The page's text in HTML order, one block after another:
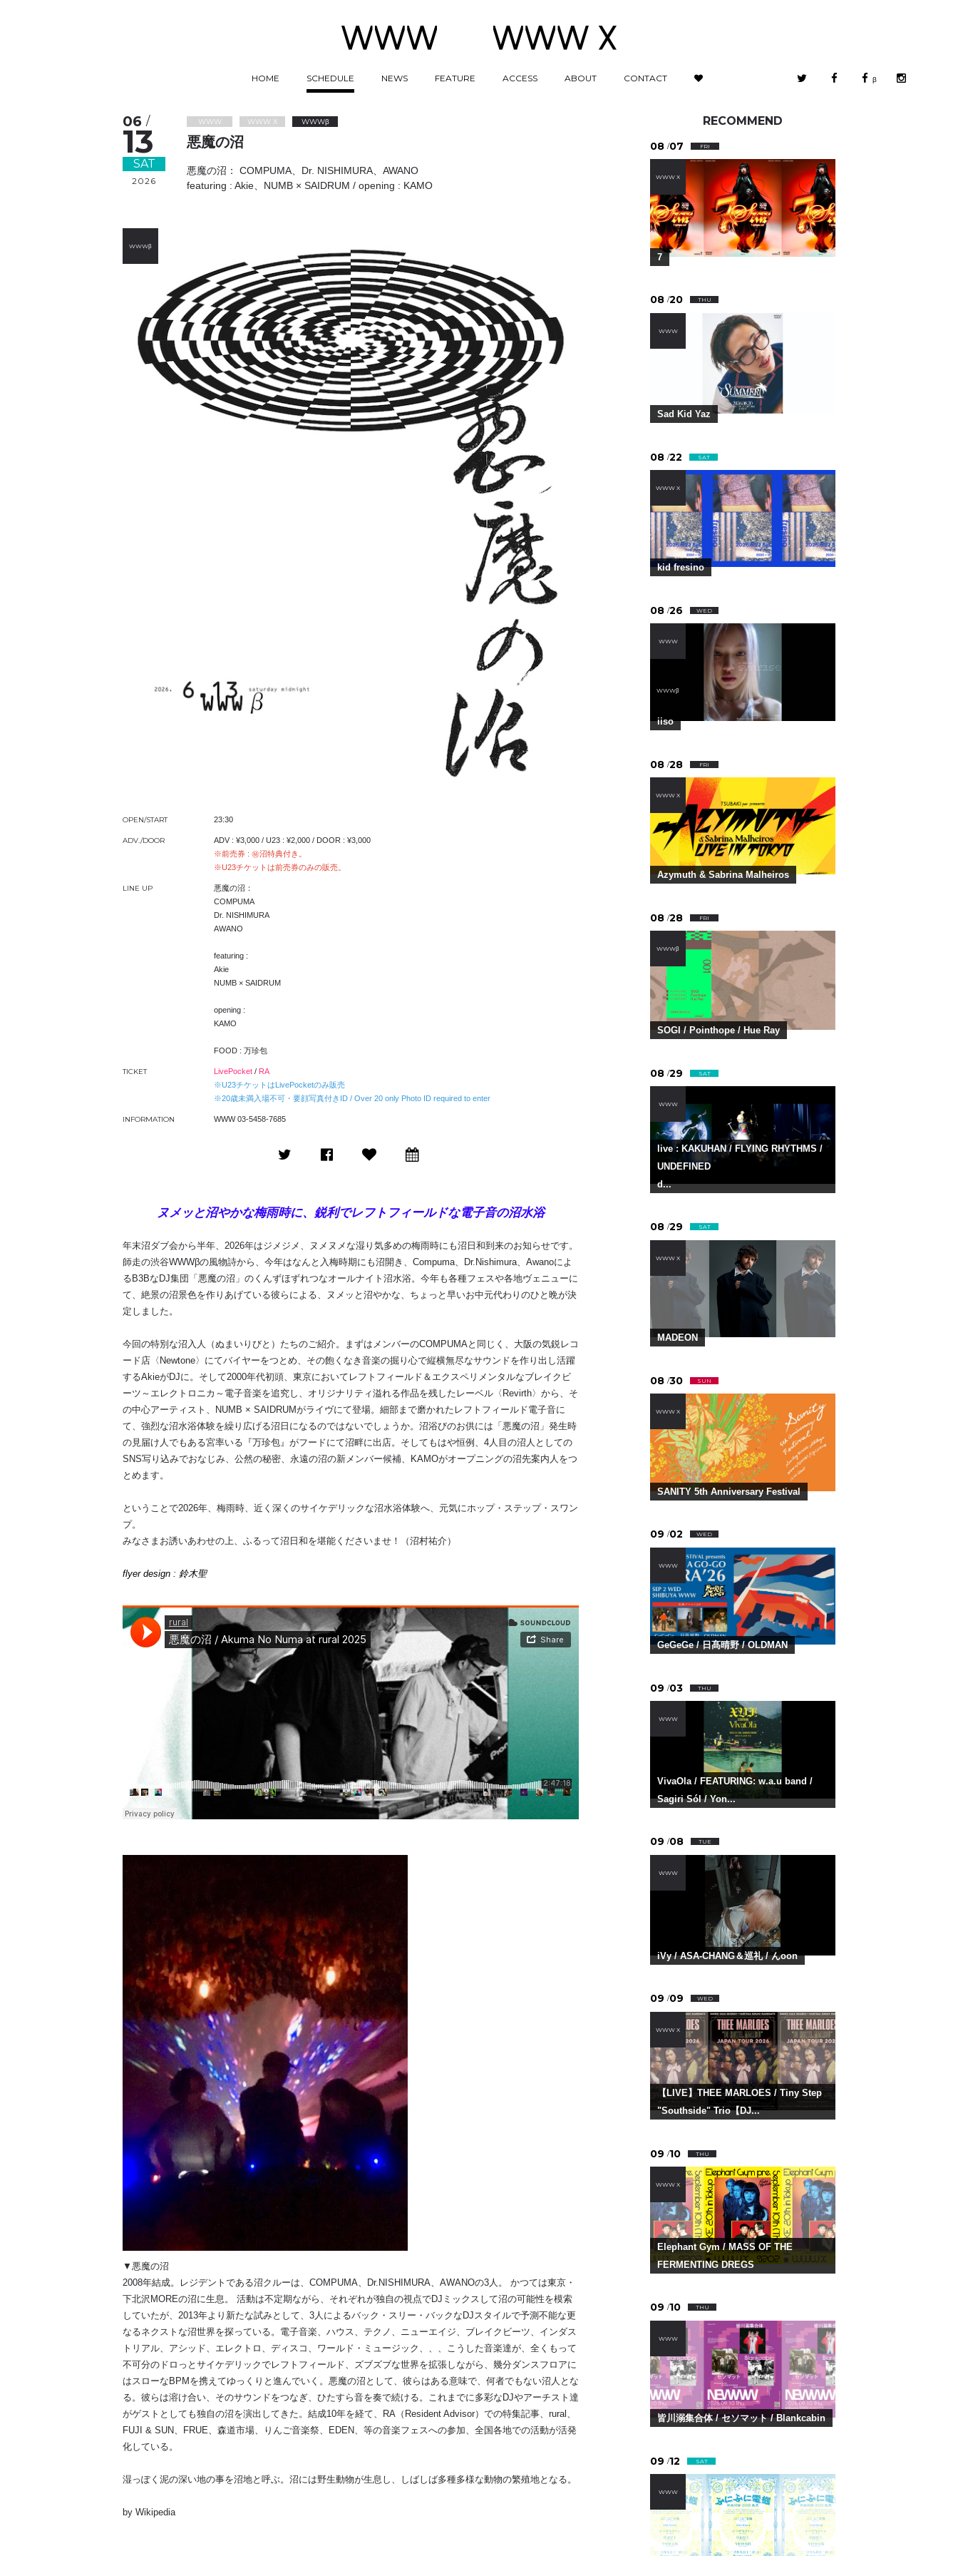
HOME SCHEDULE NEWS FEATURE ACCESS ABOUT CONTACT β
06/
13
SAT
2026
WWW WWW X WWWβ
悪魔の沼
悪魔の沼： COMPUMA、Dr. NISHIMURA、AWANO
featuring : Akie、NUMB × SAIDRUM / opening : KAMO
WWWβ
OPEN/START 23:30
ADV./DOOR
ADV : ¥3,000 / U23 : ¥2,000 / DOOR : ¥3,000
※前売券 : ㊙︎沼特典付き。
※U23チケットは前売券のみの販売。
LINE UP
悪魔の沼：
COMPUMA
Dr. NISHIMURA
AWANO
featuring :
Akie
NUMB × SAIDRUM
opening :
KAMO
FOOD : 万珍包
TICKET LivePocket / RA
※U23チケットはLivePocketのみ販売
※20歳未満入場不可・要顔写真付きID / Over 20 only Photo ID required to enter
INFORMATION WWW 03-5458-7685
ヌメッと沼やかな梅雨時に、鋭利でレフトフィールドな電子音の沼水浴
年末沼ダブ会から半年、2026年はジメジメ、ヌメヌメな湿り気多めの梅雨時にも沼日和到来のお知らせです。
師走の渋谷WWWβの風物詩から、今年はなんと入梅時期にも沼開き、Compuma、Dr.Nishimura、Awanoによ
るB3BなDJ集団「悪魔の沼」のくんずほずれつなオールナイト沼水浴。今年も各種フェスや各地ヴェニューに
て、絶景の沼景色を作りあげている彼らによる、ヌメッと沼やかな、ちょっと早いお中元代わりのひと晩が決
定しました。
今回の特別な沼入人（ぬまいりびと）たちのご紹介。まずはメンバーのCOMPUMAと同じく、大阪の気鋭レコ
ード店〈Newtone〉にてバイヤーをつとめ、その飽くなき音楽の掘り心で縦横無尽なサウンドを作り出し活躍
するAkieがDJに。そして2000年代初頭、東京においてレフトフィールド＆エクスペリメンタルなブレイクビ
ーツ～エレクトロニカ～電子音楽を追究し、オリジナリティ溢れる作品を残したレーベル〈Revirth〉から、そ
の中心アーティスト、NUMB × SAIDRUMがライヴにて登場。細部まで磨かれたレフトフィールド電子音に
て、強烈な沼水浴体験を繰り広げる沼日になるのではないでしょうか。沼浴びのお供には「悪魔の沼」発生時
の見届け人でもある宮率いる『万珍包』がフードにて沼畔に出店。そしてもはや恒例、4人目の沼人としての
SNS写り込みでおなじみ、公然の秘密、永遠の沼の新メンバー候補、KAMOがオープニングの沼先案内人をつ
とめます。
ということで2026年、梅雨時、近く深くのサイケデリックな沼水浴体験へ、元気にホップ・ステップ・スワン
プ。
みなさまお誘いあわせの上、ふるって沼日和を堪能くださいませ！（沼村祐介）
flyer design : 鈴木聖
▼悪魔の沼
2008年結成。レジデントである沼クルーは、COMPUMA、Dr.NISHIMURA、AWANOの3人。 かつては東京・
下北沢MOREの沼に生息。 活動は不定期ながら、それぞれが独自の視点でDJミックスして沼の可能性を模索
していたが、2013年より新たな試みとして、3人によるバック・スリー・バックなDJスタイルで予測不能な更
なるネクストな沼世界を探っている。電子音楽、ハウス、テクノ、ニューエイジ、ブレイクビーツ、インダス
トリアル、アシッド、エレクトロ、ディスコ、ワールド・ミュージック、、、こうした音楽達が、全くもって
不可分のドロっとサイケデリックでレフトフィールド、ズブズブな世界を拡張しながら、幾分ダンスフロアに
はスローなBPMを携えてゆっくりと進んでいく。悪魔の沼として、彼らはある意味で、何者でもない沼人とな
る。彼らは溶け合い、そのサウンドをつなぎ、ひたすら音を奏で続ける。これまでに多彩なDJやアーチスト達
がゲストとしても独自の沼を演出してきた。結成10年を経て、RA（Resident Advisor）での特集記事、rural、
FUJI & SUN、FRUE、森道市場、りんご音楽祭、EDEN、等の音楽フェスへの参加、全国各地での活動が活発
化している。
湿っぽく泥の深い地の事を沼地と呼ぶ。沼には野生動物が生息し、しばしば多種多様な動物の繁殖地となる。
by Wikipedia
RECOMMEND
08 /07 FRI
WWW X
7
08 /20 THU
WWW
Sad Kid Yaz
08 /22 SAT
WWW X
kid fresino
08 /26 WED
WWW
WWWβ
iiso
08 /28 FRI
WWW X
Azymuth & Sabrina Malheiros
08 /28 FRI
WWWβ
SOGI / Pointhope / Hue Ray
08 /29 SAT
WWW
live : KAKUHAN / FLYING RHYTHMS /
UNDEFINED
d...
08 /29 SAT
WWW X
MADEON
08 /30 SUN
WWW X
SANITY 5th Anniversary Festival
09 /02 WED
WWW
GeGeGe / 日髙晴野 / OLDMAN
09 /03 THU
WWW
VivaOla / FEATURING: w.a.u band /
Sagiri Sól / Yon...
09 /08 TUE
WWW
iVy / ASA-CHANG＆巡礼 / んoon
09 /09 WED
WWW X
【LIVE】THEE MARLOES / Tiny Step
"Southside" Trio【DJ...
09 /10 THU
WWW X
Elephant Gym / MASS OF THE
FERMENTING DREGS
09 /10 THU
WWW
皆川溺集合体 / セソマット / Blankcabin
09 /12 SAT
WWW